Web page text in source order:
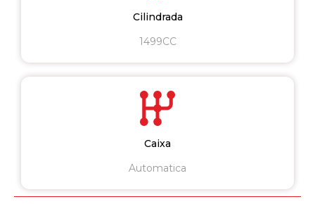
Cilindrada
1499CC
Caixa
Automatica